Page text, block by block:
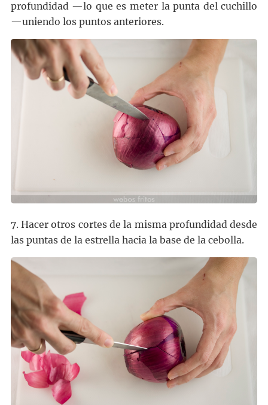
profundidad —lo que es meter la punta del cuchillo
—uniendo los puntos anteriores.
7. Hacer otros cortes de la misma profundidad desde
las puntas de la estrella hacia la base de la cebolla.